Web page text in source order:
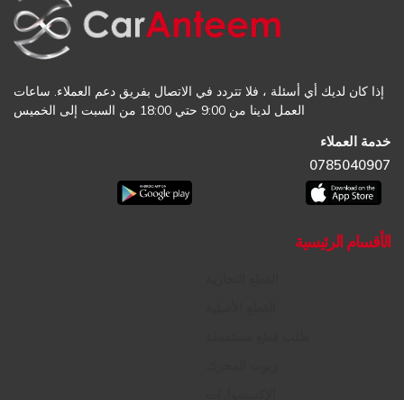
إذا كان لديك أي أسئلة ، فلا تتردد في الاتصال بفريق دعم العملاء. ساعات
العمل لدينا من 9:00 حتي 18:00 من السبت إلى الخميس
خدمة العملاء
0785040907
الأقسام الرئيسية